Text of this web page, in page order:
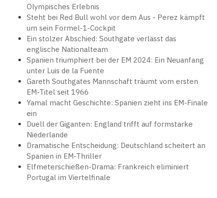
Olympisches Erlebnis
Steht bei Red Bull wohl vor dem Aus - Perez kämpft
um sein Formel-1-Cockpit
Ein stolzer Abschied: Southgate verlässt das
englische Nationalteam
Spanien triumphiert bei der EM 2024: Ein Neuanfang
unter Luis de la Fuente
Gareth Southgates Mannschaft träumt vom ersten
EM-Titel seit 1966
Yamal macht Geschichte: Spanien zieht ins EM-Finale
ein
Duell der Giganten: England trifft auf formstarke
Niederlande
Dramatische Entscheidung: Deutschland scheitert an
Spanien in EM-Thriller
Elfmeterschießen-Drama: Frankreich eliminiert
Portugal im Viertelfinale